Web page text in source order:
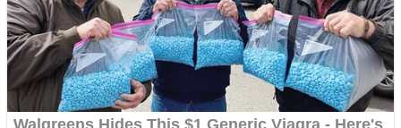
Covid-19: 755 de cazuri
noi în România
Răcitor de apă CW5000
pentru freze cu laser fără
metale